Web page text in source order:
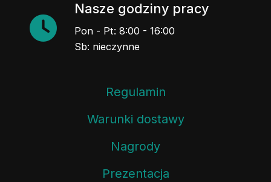
Nasze godziny pracy
Pon - Pt: 8:00 - 16:00
Sb: nieczynne
Regulamin
Warunki dostawy
Nagrody
Prezentacja